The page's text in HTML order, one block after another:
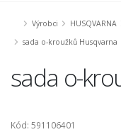
Výrobci HUSQVARNA
sada o-kroužků Husqvarna
sada o-
Kód: 591106401